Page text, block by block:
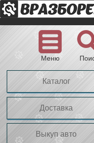
Меню
Каталог
Доставка
Выкуп авто